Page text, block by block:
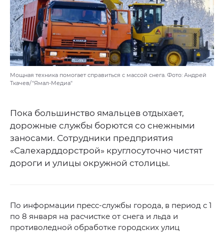
Мощная техника помогает справиться с массой снега. Фото: Андрей
Ткачев/"Ямал-Медиа"
Пока большинство ямальцев отдыхает,
дорожные службы борются со снежными
заносами. Сотрудники предприятия
«Салехарддорстрой» круглосуточно чистят
дороги и улицы окружной столицы.
По информации пресс-службы города, в период с 1
по 8 января на расчистке от снега и льда и
противоледной обработке городских улиц